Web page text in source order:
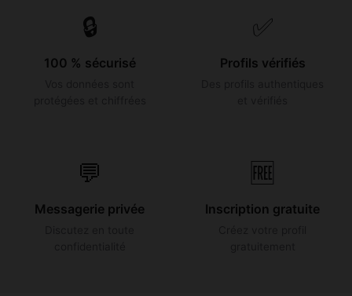
🔒
100 % sécurisé
✅
Profils vérifiés
💬
Messagerie privée
🆓
Inscription gratuite